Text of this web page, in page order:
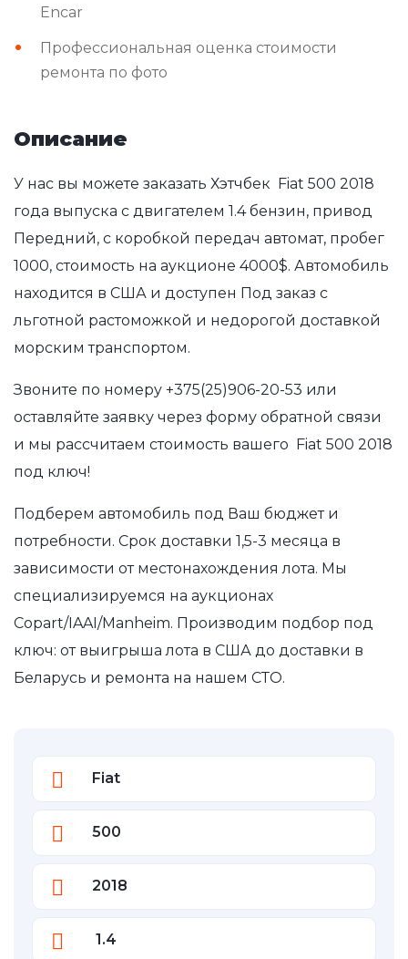
Encar
Профессиональная оценка стоимости
ремонта по фото
Описание
У нас вы можете заказать Хэтчбек Fiat 500 2018
года выпуска с двигателем 1.4 бензин, привод
Передний, с коробкой передач автомат, пробег
1000, стоимость на аукционе 4000$. Автомобиль
находится в США и доступен Под заказ с
льготной растоможкой и недорогой доставкой
морским транспортом.
Звоните по номеру +375(25)906-20-53 или
оставляйте заявку через форму обратной связи
и мы рассчитаем стоимость вашего Fiat 500 2018
под ключ!
Подберем автомобиль под Ваш бюджет и
потребности. Срок доставки 1,5-3 месяца в
зависимости от местонахождения лота. Мы
специализируемся на аукционах
Copart/IAAI/Manheim. Производим подбор под
ключ: от выигрыша лота в США до доставки в
Беларусь и ремонта на нашем СТО.
Fiat
500
2018
1.4